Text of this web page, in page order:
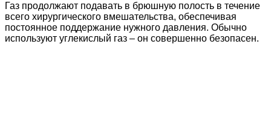
Газ продолжают подавать в брюшную полость в течение
всего хирургического вмешательства, обеспечивая
постоянное поддержание нужного давления. Обычно
используют углекислый газ – он совершенно безопасен.